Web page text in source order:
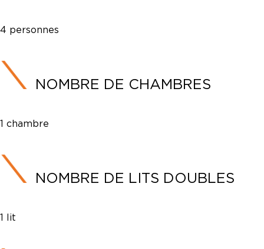
4 personnes
NOMBRE DE CHAMBRES
1 chambre
NOMBRE DE LITS DOUBLES
1 lit